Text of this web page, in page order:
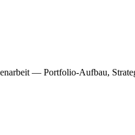
— Portfolio-Aufbau,